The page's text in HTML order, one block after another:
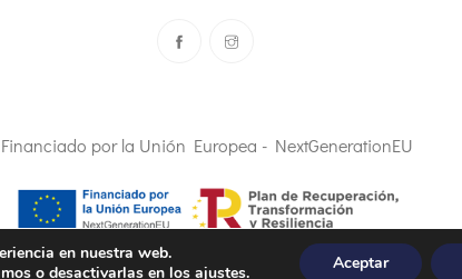
en nuestra web.
o desactivarlas en losajustes. Aceptar
Financiado por la Unión Europea - NextGenerationEU